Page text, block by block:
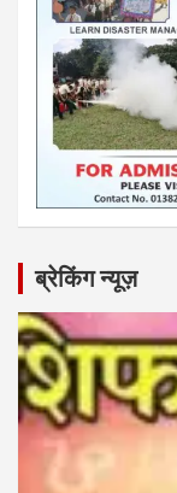
ब्रेकिंग न्यूज़